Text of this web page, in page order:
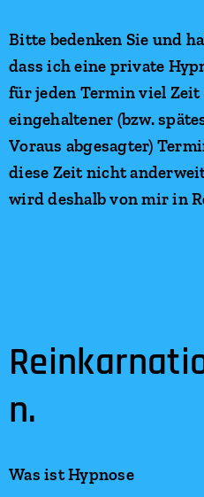
Bitte bedenken Sie und
dass ich eine private
für jeden Termin viel
eingehaltener (bzw.
Voraus abgesagter)
diese Zeit nicht
wird deshalb von mir in
n.
Was ist Hypnose